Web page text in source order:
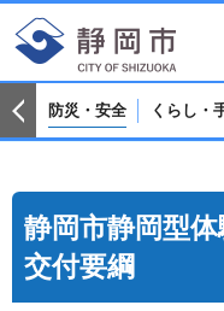
防災・安全 くらし・
静岡市静岡型
交付要綱